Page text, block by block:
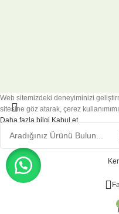
Web sitemizdeki deneyiminizi
sitesine göz atarak, çerez
Daha fazla bilgiKabul et